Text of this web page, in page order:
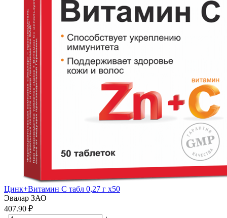
Цинк+Витамин С табл 0,27 г x50
Эвалар ЗАО
407.90 ₽